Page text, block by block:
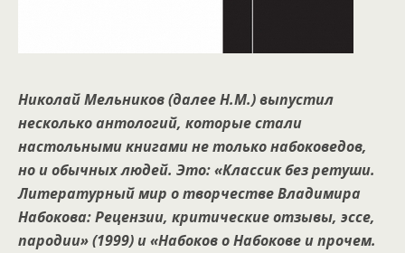
Николай Мельников (далее Н.М.) выпустил
несколько антологий, которые стали
настольными книгами не только набоковедов,
но и обычных людей. Это: «Классик без ретуши.
Литературный мир о творчестве Владимира
Набокова: Рецензии, критические отзывы, эссе,
пародии» (1999) и «Набоков о Набокове и прочем.